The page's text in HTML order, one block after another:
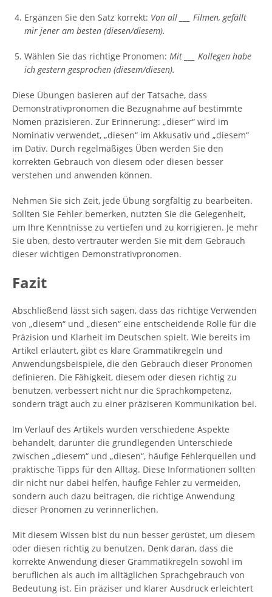
Ergänzen Sie den Satz korrekt: Von all ___ Filmen, gefällt
mir jener am besten (diesen/diesem).
Wählen Sie das richtige Pronomen: Mit ___ Kollegen habe
ich gestern gesprochen (diesem/diesen).
Diese Übungen basieren auf der Tatsache, dass
Demonstrativpronomen die Bezugnahme auf bestimmte
Nomen präzisieren. Zur Erinnerung: „dieser“ wird im
Nominativ verwendet, „diesen“ im Akkusativ und „diesem“
im Dativ. Durch regelmäßiges Üben werden Sie den
korrekten Gebrauch von diesem oder diesen besser
verstehen und anwenden können.
Nehmen Sie sich Zeit, jede Übung sorgfältig zu bearbeiten.
Sollten Sie Fehler bemerken, nutzten Sie die Gelegenheit,
um Ihre Kenntnisse zu vertiefen und zu korrigieren. Je mehr
Sie üben, desto vertrauter werden Sie mit dem Gebrauch
dieser wichtigen Demonstrativpronomen.
Fazit
Abschließend lässt sich sagen, dass das richtige Verwenden
von „diesem“ und „diesen“ eine entscheidende Rolle für die
Präzision und Klarheit im Deutschen spielt. Wie bereits im
Artikel erläutert, gibt es klare Grammatikregeln und
Anwendungsbeispiele, die den Gebrauch dieser Pronomen
definieren. Die Fähigkeit, diesem oder diesen richtig zu
benutzen, verbessert nicht nur die Sprachkompetenz,
sondern trägt auch zu einer präziseren Kommunikation bei.
Im Verlauf des Artikels wurden verschiedene Aspekte
behandelt, darunter die grundlegenden Unterschiede
zwischen „diesem“ und „diesen“, häufige Fehlerquellen und
praktische Tipps für den Alltag. Diese Informationen sollten
dir nicht nur dabei helfen, häufige Fehler zu vermeiden,
sondern auch dazu beitragen, die richtige Anwendung
dieser Pronomen zu verinnerlichen.
Mit diesem Wissen bist du nun besser gerüstet, um diesem
oder diesen richtig zu benutzen. Denk daran, dass die
korrekte Anwendung dieser Grammatikregeln sowohl im
beruflichen als auch im alltäglichen Sprachgebrauch von
Bedeutung ist. Ein präziser und klarer Ausdruck erleichtert